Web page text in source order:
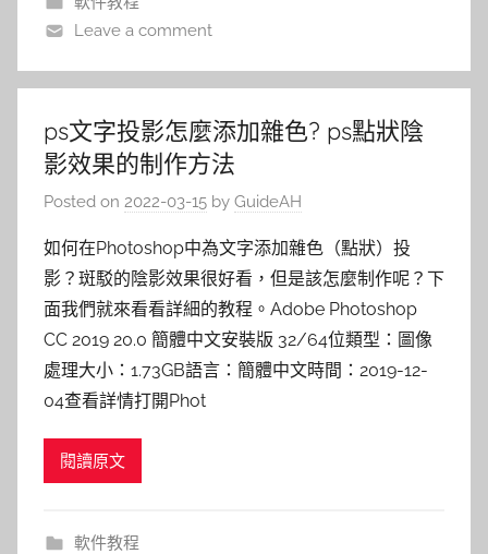
Leave a comment
ps文字投影怎麼添加雜色? ps點狀陰
影效果的制作方法
Posted on 2022-03-15 by GuideAH
如何在Photoshop中為文字添加雜色（點狀）投
影？斑駁的陰影效果很好看，但是該怎麼制作呢？下
面我們就來看看詳細的教程。Adobe Photoshop
CC 2019 20.0 簡體中文安裝版 32/64位類型：圖像
處理大小：1.73GB語言：簡體中文時間：2019-12-
04查看詳情打開Phot
閱讀原文
軟件教程